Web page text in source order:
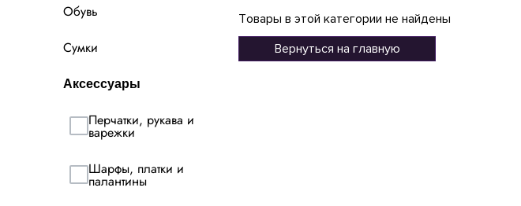
Обувь
Сумки
Аксессуары
Перчатки, рукава и
варежки
Шарфы, платки и
палантины
Товары в этой категории не найдены
Вернуться на главную